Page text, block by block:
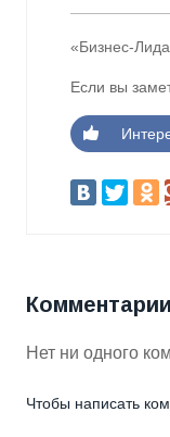
«Бизнес-
Если вы
Комментарии
Нет ни одного
Чтобы написать